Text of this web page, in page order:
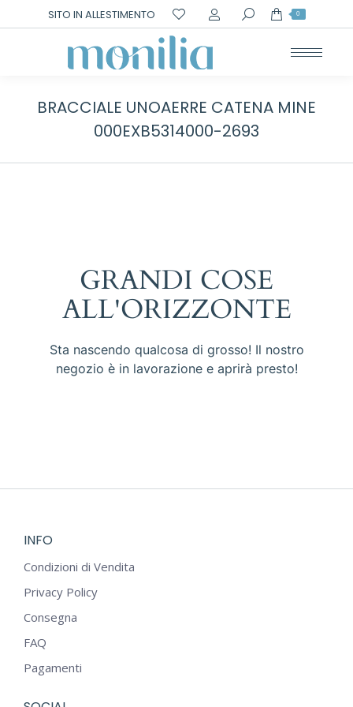
SITO IN ALLESTIMENTO Cerca: 0
BRACCIALE UNOAERRE CATENA MINE
000EXB5314000-2693
GRANDI COSE
ALL'ORIZZONTE
Sta nascendo qualcosa di grosso! Il nostro
negozio è in lavorazione e aprirà presto!
INFO
Condizioni di Vendita
Privacy Policy
Consegna
FAQ
Pagamenti